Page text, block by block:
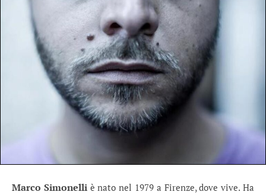
Marco Simonelliè nato nel 1979 a Firenze, dove vive. Ha